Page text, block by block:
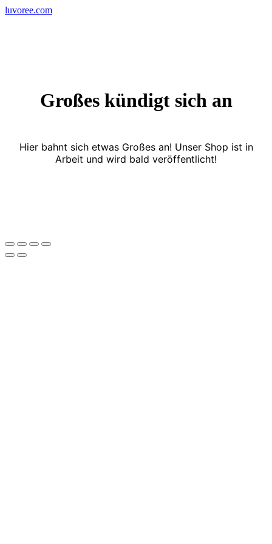
Skip
luvoree.com
Großes kündigt sich an
Hier bahnt sich etwas Großes an! Unser Shop ist in
Arbeit und wird bald veröffentlicht!